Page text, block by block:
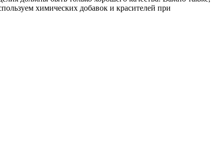
химических добавок и красителей при